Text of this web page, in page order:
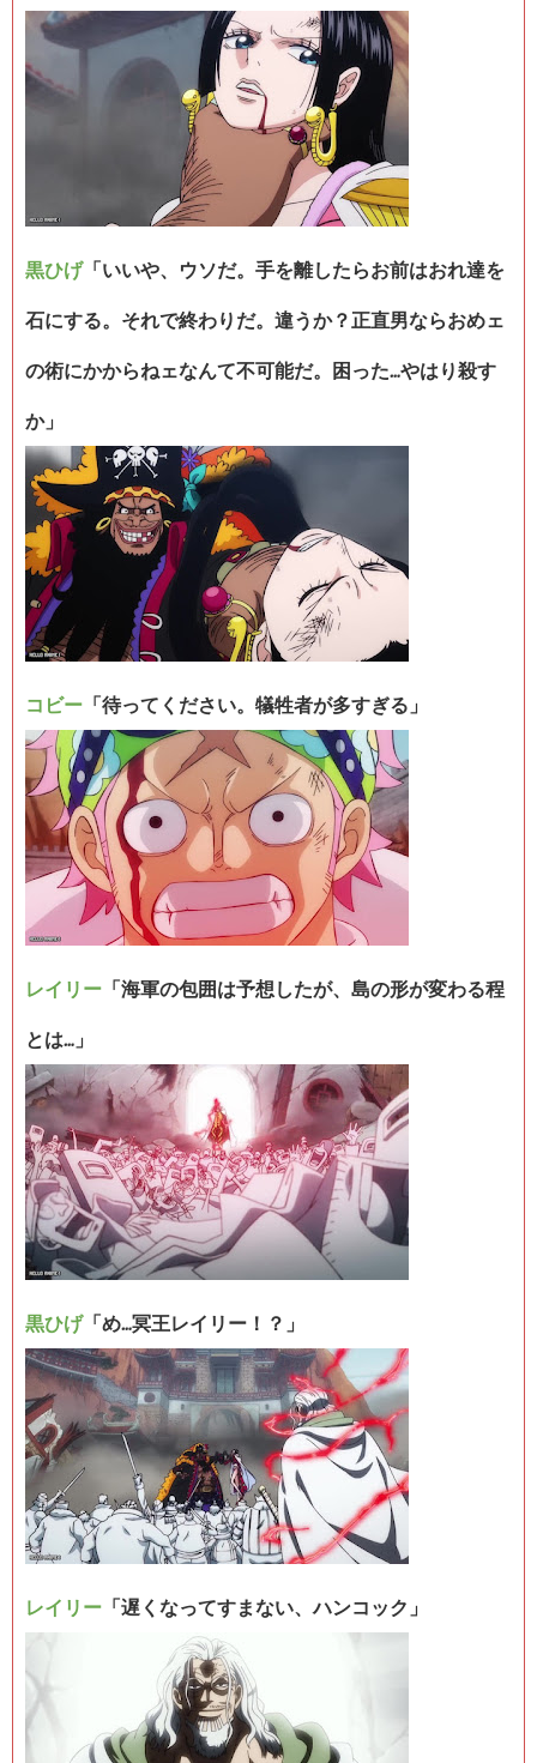
黒ひげ「いいや、ウソだ。手を離したらお前はおれ達を
石にする。それで終わりだ。違うか？正直男ならおめェ
の術にかからねェなんて不可能だ。困った…やはり殺す
か」
コビー 「待ってください。犠牲者が多すぎる」
レイリー 「海軍の包囲は予想したが、島の形が変わる程
とは…」
黒ひげ「め…冥王レイリー！？」
レイリー 「遅くなってすまない、ハンコック」